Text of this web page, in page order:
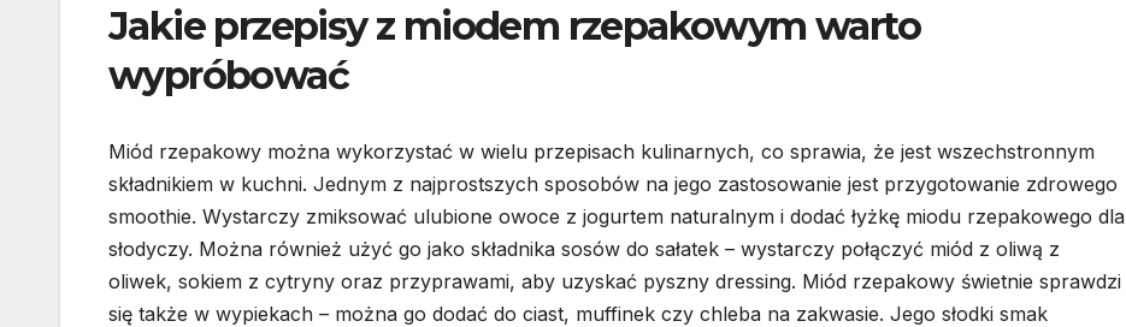
Jakie przepisy z miodem rzepakowym warto
wypróbować
Miód rzepakowy można wykorzystać w wielu przepisach kulinarnych, co sprawia, że jest wszechstronnym
składnikiem w kuchni. Jednym z najprostszych sposobów na jego zastosowanie jest przygotowanie zdrowego
smoothie. Wystarczy zmiksować ulubione owoce z jogurtem naturalnym i dodać łyżkę miodu rzepakowego dla
słodyczy. Można również użyć go jako składnika sosów do sałatek – wystarczy połączyć miód z oliwą z
oliwek, sokiem z cytryny oraz przyprawami, aby uzyskać pyszny dressing. Miód rzepakowy świetnie sprawdzi
się także w wypiekach – można go dodać do ciast, muffinek czy chleba na zakwasie. Jego słodki smak